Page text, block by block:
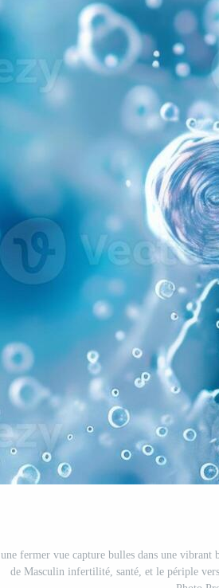
une fermer vue capture bulles dans une
de Masculin infertilité, santé, et le périple